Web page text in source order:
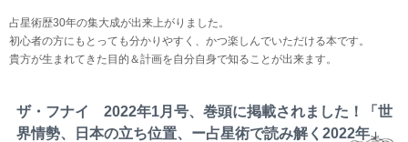
占星術歴30年の集大成が出来上がりました。
初心者の方にもとっても分かりやすく、かつ楽しんでいただける本です。
貴方が生まれてきた目的＆計画を自分自身で知ることが出来ます。
ザ・フナイ 2022年1月号、巻頭に掲載されました！「世
界情勢、日本の立ち位置、ー占星術で読み解く2022年」